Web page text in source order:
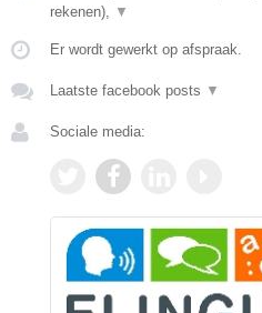
rekenen), ▼
Er wordt gewerkt op afspraak.
Laatste facebook posts ▼
Sociale media: